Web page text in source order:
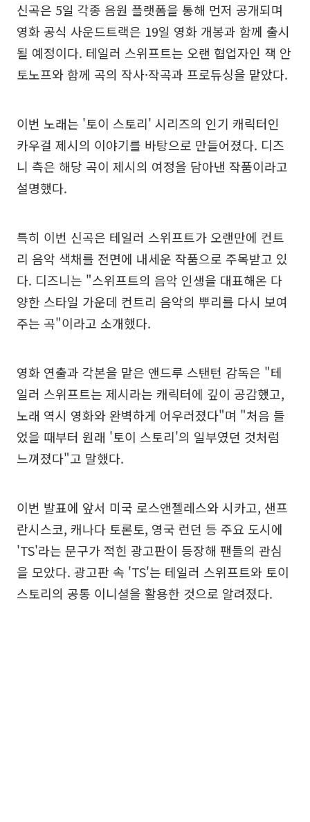
신곡은 5일 각종 음원 플랫폼을 통해 먼저 공개되며
영화 공식 사운드트랙은 19일 영화 개봉과 함께 출시
될 예정이다. 테일러 스위프트는 오랜 협업자인 잭 안
토노프와 함께 곡의 작사·작곡과 프로듀싱을 맡았다.
이번 노래는 '토이 스토리' 시리즈의 인기 캐릭터인
카우걸 제시의 이야기를 바탕으로 만들어졌다. 디즈
니 측은 해당 곡이 제시의 여정을 담아낸 작품이라고
설명했다.
특히 이번 신곡은 테일러 스위프트가 오랜만에 컨트
리 음악 색채를 전면에 내세운 작품으로 주목받고 있
다. 디즈니는 "스위프트의 음악 인생을 대표해온 다
양한 스타일 가운데 컨트리 음악의 뿌리를 다시 보여
주는 곡"이라고 소개했다.
영화 연출과 각본을 맡은 앤드루 스탠턴 감독은 "테
일러 스위프트는 제시라는 캐릭터에 깊이 공감했고,
노래 역시 영화와 완벽하게 어우러졌다"며 "처음 들
었을 때부터 원래 '토이 스토리'의 일부였던 것처럼
느껴졌다"고 말했다.
이번 발표에 앞서 미국 로스앤젤레스와 시카고, 샌프
란시스코, 캐나다 토론토, 영국 런던 등 주요 도시에
'TS'라는 문구가 적힌 광고판이 등장해 팬들의 관심
을 모았다. 광고판 속 'TS'는 테일러 스위프트와 토이
스토리의 공통 이니셜을 활용한 것으로 알려졌다.